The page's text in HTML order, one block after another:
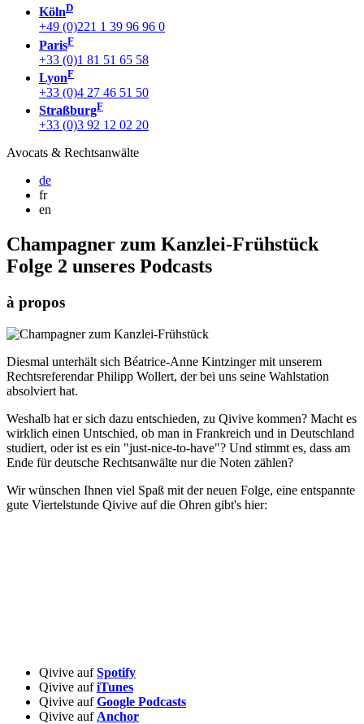
KölnD
+49 (0)221 1 39 96 96 0
ParisF
+33 (0)1 81 51 65 58
LyonF
+33 (0)4 27 46 51 50
StraßburgF
+33 (0)3 92 12 02 20
Avocats & Rechtsanwälte
de
fr
en
Champagner zum Kanzlei-Frühstück
Folge 2 unseres Podcasts
à propos
Diesmal unterhält sich Béatrice-Anne Kintzinger mit unserem
Rechtsreferendar Philipp Wollert, der bei uns seine Wahlstation
absolviert hat.
Weshalb hat er sich dazu entschieden, zu Qivive kommen? Macht es
wirklich einen Untschied, ob man in Frankreich und in Deutschland
studiert, oder ist es ein "just-nice-to-have"? Und stimmt es, dass am
Ende für deutsche Rechtsanwälte nur die Noten zählen?
Wir wünschen Ihnen viel Spaß mit der neuen Folge, eine entspannte
gute Viertelstunde Qivive auf die Ohren gibt's hier:
Qivive aufSpotify
Qivive auf iTunes
Qivive aufGoogle Podcasts
Qivive auf Anchor